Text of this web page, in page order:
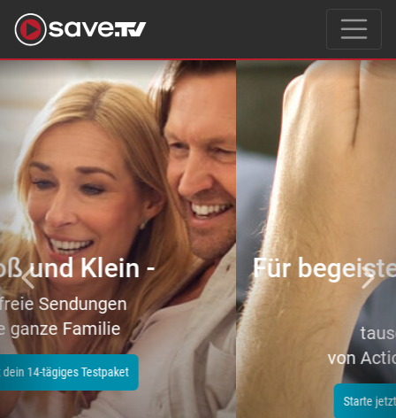
Für begeisterte Filmeliebhaber
–
tausende Topfilme
von Action bis Zeichentrick
Starte jetzt dein 14-tägiges Testpaket
Previous